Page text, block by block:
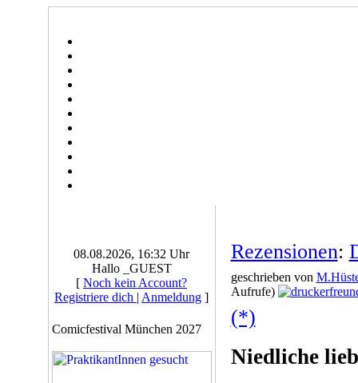
08.08.2026, 16:32 Uhr
Hallo _GUEST
[ Noch kein Account?
Registriere dich | Anmeldung ]
Comicfestival München 2027
Rezensionen:
geschrieben von
Aufrufe)
(*)
Niedliche